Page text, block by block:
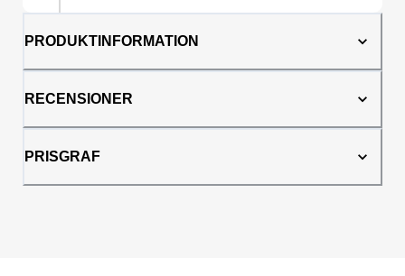
PRODUKTINFORMATION
RECENSIONER
PRISGRAF